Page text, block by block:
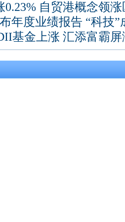
0.23% 自贸港概念领
年度业绩报告 “科技”
基金上涨 汇添富霸